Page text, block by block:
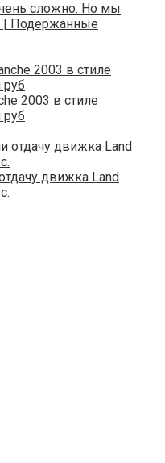
сложно. Но мы
| Подержанные
2003 в стиле
движка Land